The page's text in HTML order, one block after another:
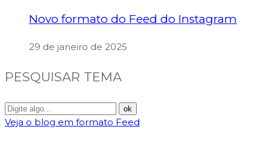
Novo formato do Feed do Instagram
29 de janeiro de 2025
PESQUISAR TEMA
Veja o blog em formato Feed